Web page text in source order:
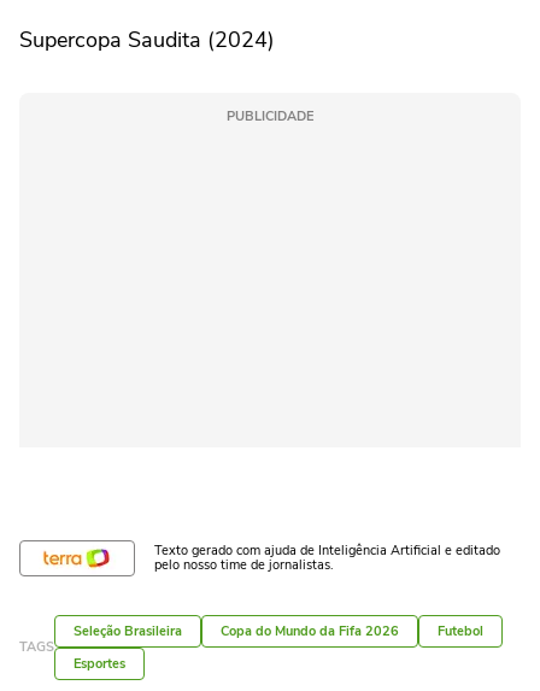
Supercopa Saudita (2024)
PUBLICIDADE
Texto gerado com ajuda de Inteligência Artificial e editado
pelo nosso time de jornalistas.
TAGS
Seleção Brasileira Copa do Mundo da Fifa 2026
Futebol
Esportes